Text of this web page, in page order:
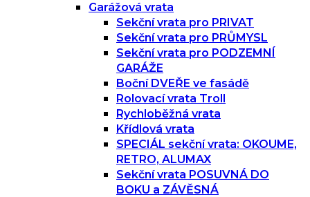
Garážová vrata
Sekční vrata pro PRIVAT
Sekční vrata pro PRŮMYSL
Sekční vrata pro PODZEMNÍ
GARÁŽE
Boční DVEŘE ve fasádě
Rolovací vrata Troll
Rychloběžná vrata
Křídlová vrata
SPECIÁL sekční vrata: OKOUME,
RETRO, ALUMAX
Sekční vrata POSUVNÁ DO
BOKU a ZÁVĚSNÁ